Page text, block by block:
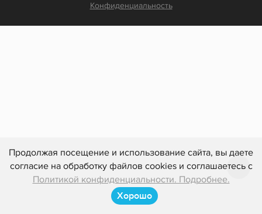
Продолжая посещение и использование сайта, вы даете
согласие на обработку файлов cookies и соглашаетесь с
Политикой конфиденциальности. Подробнее.
Хорошо
Конфиденциальность